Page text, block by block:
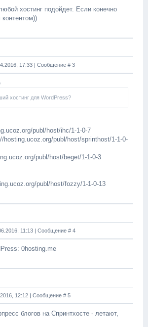
хостинг подойдет. Если конечно
17:33 | Сообщение # 3
хостинг для WordPress?
publ/host/ihc/1-1-0-7
hosting.ucoz.org/publ/host/sprinthost/1-1-0-
publ/host/beget/1-1-0-3
publ/host/fozzy/1-1-0-13
11:13 | Сообщение # 4
0hosting.me
12:12 | Сообщение # 5
блогов на Спринтхосте - летают,